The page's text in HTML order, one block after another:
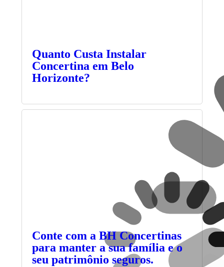
Quanto Custa Instalar
Concertina em Belo
Horizonte?
Conte com a BH Concertinas
para manter a sua família e o
seu patrimônio seguros.